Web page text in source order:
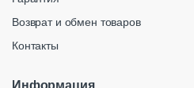
Возврат и обмен товаров
Контакты